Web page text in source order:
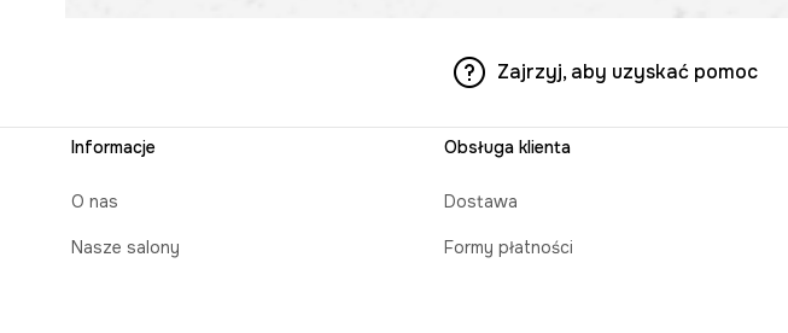
Zajrzyj, aby uzyskać pomoc
Informacje
O nas
Nasze salony
Obsługa klienta
Dostawa
Formy płatności